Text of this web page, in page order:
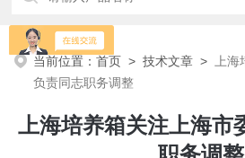
当前位置：首页 >技术文章 >
上
负责同志职务调整
上海培养箱关注上海市